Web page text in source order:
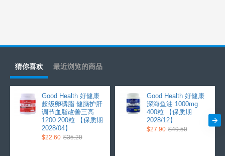
猜你喜欢 最近浏览的商品
Good Health 好健康
超级卵磷脂 健脑护肝
调节血脂改善三高
1200 200粒 【保质期
2028/04】
$22.60 $35.20
Good Health 好健康
深海鱼油 1000mg
400粒 【保质期
2028/12】
$27.90 $49.50